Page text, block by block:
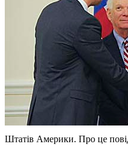
Штатів Америки. Про це